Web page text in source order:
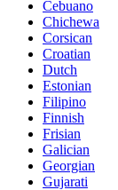
Cebuano
Chichewa
Corsican
Croatian
Dutch
Estonian
Filipino
Finnish
Frisian
Galician
Georgian
Gujarati